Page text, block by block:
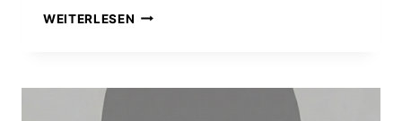
WEITERLESENKAREN